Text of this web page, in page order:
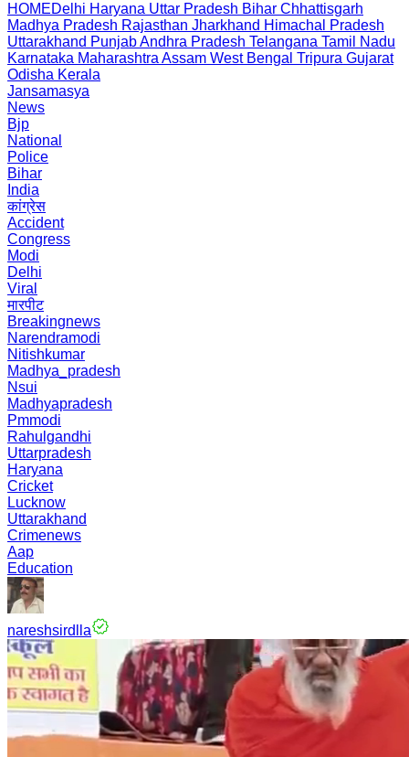
HOMEDelhi Haryana Uttar Pradesh Bihar Chhattisgarh
Madhya Pradesh Rajasthan Jharkhand Himachal Pradesh
Uttarakhand PunjabAndhra Pradesh Telangana Tamil Nadu
Karnataka Maharashtra Assam West Bengal Tripura Gujarat
Odisha Kerala
Jansamasya
News
Bjp
National
Police
Bihar
India
कांग्रेस
Accident
Congress
Modi
Delhi
Viral
मारपीट
Breakingnews
Narendramodi
Nitishkumar
Madhya_pradesh
Nsui
Madhyapradesh
Pmmodi
Rahulgandhi
Uttarpradesh
Haryana
Cricket
Lucknow
Uttarakhand
Crimenews
Aap
Education
nareshsirdlla